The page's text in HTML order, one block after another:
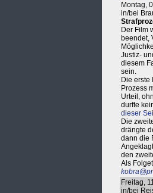
Montag,
in/bei
Der Film
beendet,
Justiz-
diesem
sein.
Die erste
Prozess
Urteil,
durfte
dieser
Die
drängte
dann die
den
Als
Freitag,
in/bei